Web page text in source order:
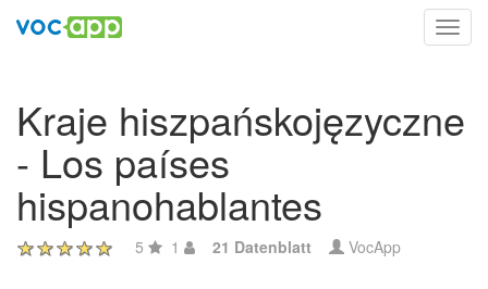
Kraje hiszpańskojęzyczne
- Los países
hispanohablantes
5 1 21 Datenblatt VocApp